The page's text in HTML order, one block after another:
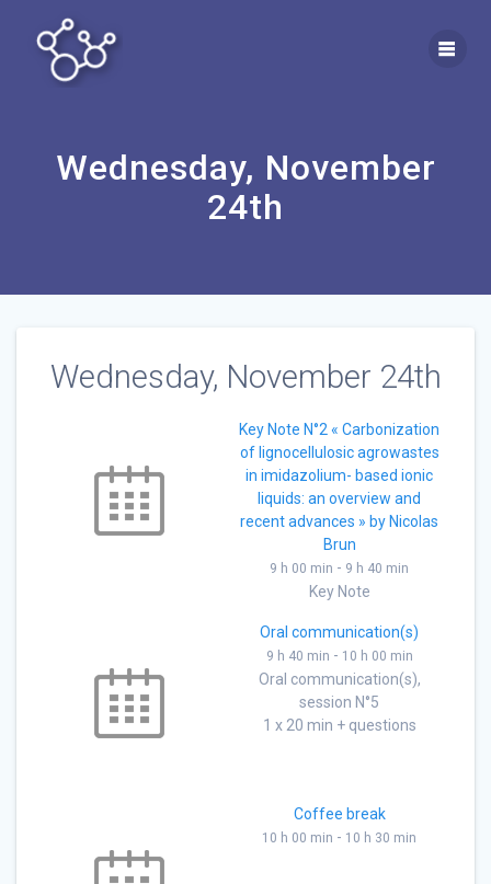
Wednesday, November
24th
Wednesday, November 24th
Key Note N°2 « Carbonization
of lignocellulosic agrowastes
in imidazolium- based ionic
liquids: an overview and
recent advances » by Nicolas
Brun
9 h 00 min - 9 h 40 min
Key Note
Oral communication(s)
9 h 40 min - 10 h 00 min
Oral communication(s),
session N°5
1 x 20 min + questions
Coffee break
10 h 00 min - 10 h 30 min